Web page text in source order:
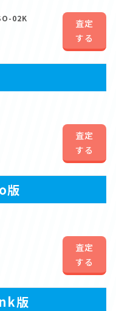
02K
査定
する
査定
する
版
査定
する
版